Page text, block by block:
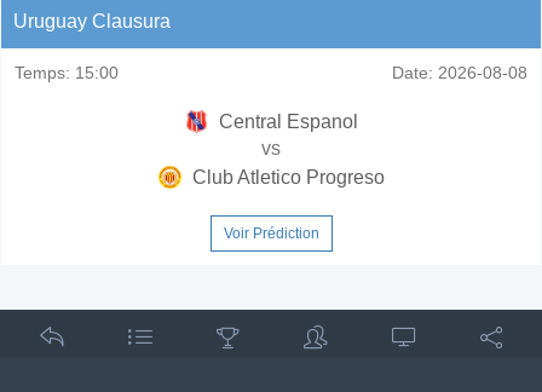
Uruguay Clausura
Temps: 15:00 Date: 2026-08-08
Central Espanol
vs
Club Atletico Progreso
Voir Prédiction